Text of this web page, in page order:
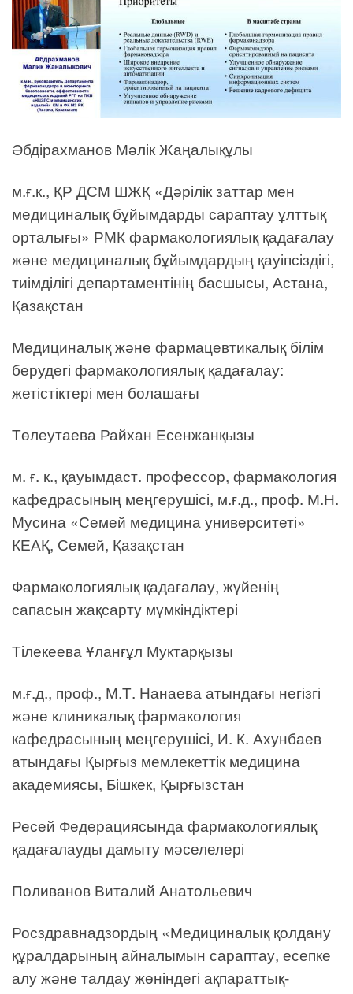
Әбдірахманов Мәлік Жаңалықұлы
м.ғ.к., ҚР ДСМ ШЖҚ «Дәрілік заттар мен
медициналық бұйымдарды сараптау ұлттық
орталығы» РМК фармакологиялық қадағалау
және медициналық бұйымдардың қауіпсіздігі,
тиімділігі департаментінің басшысы, Астана,
Қазақстан
Медициналық және фармацевтикалық білім
берудегі фармакологиялық қадағалау:
жетістіктері мен болашағы
Төлеутаева Райхан Есенжанқызы
м. ғ. к., қауымдаст. профессор, фармакология
кафедрасының меңгерушісі, м.ғ.д., проф. М.Н.
Мусина «Семей медицина университеті»
КЕАҚ, Семей, Қазақстан
Фармакологиялық қадағалау, жүйенің
сапасын жақсарту мүмкіндіктері
Тілекеева Ұланғұл Муктарқызы
м.ғ.д., проф., М.Т. Нанаева атындағы негізгі
және клиникалық фармакология
кафедрасының меңгерушісі, И. К. Ахунбаев
атындағы Қырғыз мемлекеттік медицина
академиясы, Бішкек, Қырғызстан
Ресей Федерациясында фармакологиялық
қадағалауды дамыту мәселелері
Поливанов Виталий Анатольевич
Росздравнадзордың «Медициналық қолдану
құралдарының айналымын сараптау, есепке
алу және талдау жөніндегі ақпараттық-